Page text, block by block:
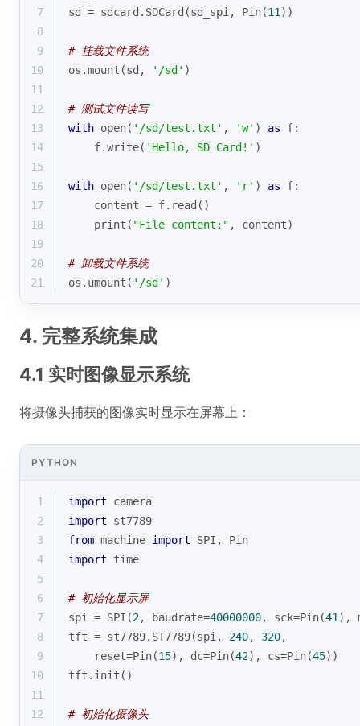
7
sd = sdcard.SDCard(sd_spi, Pin(11 ))
8
9
# 挂载文件系统
10
os.mount(sd, '/sd' )
11
12
# 测试文件读写
13
with open( '/sd/test.txt' , 'w' ) as f:
14
    f.write(
'Hello, SD Card!' )
15
16
with open( '/sd/test.txt' , 'r' ) as f:
17
    content = f.read()
18
print ( "File content:" , content)
19
20
# 卸载文件系统
21
os.umount( '/sd' )
4. 完整系统集成
4.1 实时图像显示系统
将摄像头捕获的图像实时显示在屏幕上：
PYTHON
1 import camera
2
import st7789
3
from machine import SPI, Pin
4
import time
5
6
# 初始化显示屏
7
spi = SPI(2, baudrate=40000000, sck=Pin(41 ),
8
tft = st7789.ST7789(spi, 240, 320,
9
    reset=Pin(
15), dc=Pin(42), cs=Pin(45))
10
tft.init()
11
12
# 初始化摄像头